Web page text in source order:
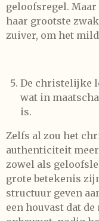
geloofsregel.
haar grootste
zuiver, om het
De christelijke
wat in
is.
Zelfs al zou het
authenticiteit
zowel als
grote betekenis
structuur geven
een houvast dat